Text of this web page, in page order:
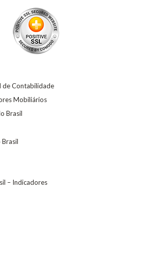
de Contabilidade
Mobiliários
Brasil
– Indicadores